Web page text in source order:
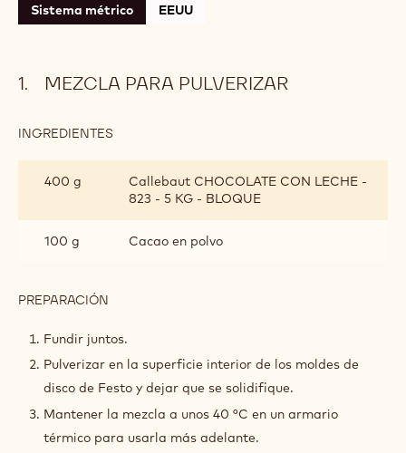
Sistema métrico EEUU
MEZCLA PARA PULVERIZAR
INGREDIENTES
PULVERIZAR
400 g
Callebaut CHOCOLATE CON LECHE -
823 - 5 KG - BLOQUE
100 g Cacao en polvo
PREPARACIÓN
PARA
Fundir juntos.
Pulverizar en la superficie interior de los moldes de
disco de Festo y dejar que se solidifique.
Mantener la mezcla a unos 40 °C en un armario
térmico para usarla más adelante.